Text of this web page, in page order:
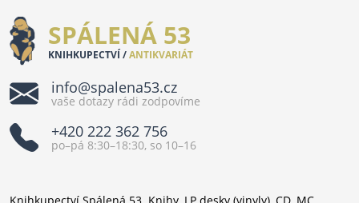
SPÁLENÁ 53
KNIHKUPECTVÍ /ANTIKVARIÁT
info@spalena53.cz
vaše dotazy rádi zodpovíme
+420 222 362 756
po–pá 8:30–18:30, so 10–16